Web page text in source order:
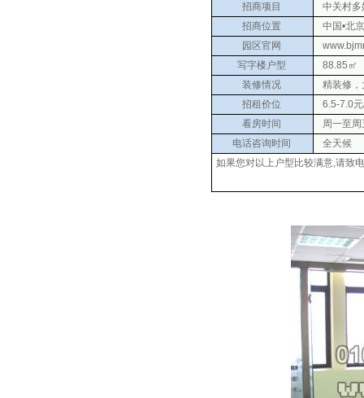
招商项目
中关村多
招商位置
中国•北
园区官网
写字楼户型
88.85㎡
装修情况
精装修，
招租价位
6.5-7.0元
看房时间
周一至
电话咨询时间
全天候
如果您对以上户型比较满意,请致